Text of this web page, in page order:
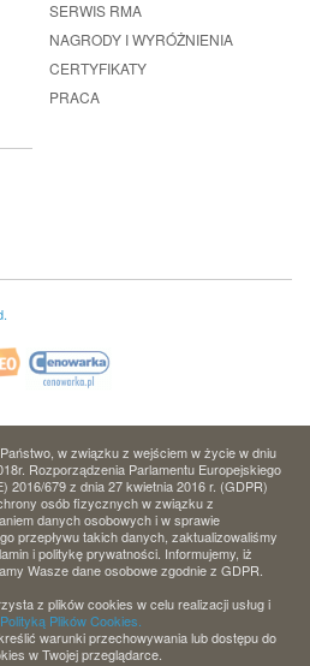
SERWIS RMA
NAGRODY I WYRÓŻNIENIA
CERTYFIKATY
PRACA
w związku z wejściem w życie w dniu
Rozporządzenia Parlamentu Europejskiego
2016/679 z dnia 27 kwietnia 2016 r. (GDPR)
osób fizycznych w związku z
danych osobowych i w sprawie
przepływu takich danych, zaktualizowaliśmy
i politykę prywatności. Informujemy, iż
Wasze dane osobowe zgodnie z GDPR.
z plików cookies w celu realizacji usług i
Polityką Plików Cookies.
warunki przechowywania lub dostępu do
w Twojej przeglądarce.